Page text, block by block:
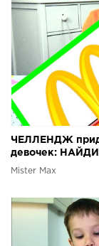
ЧЕЛЛЕНДЖ
девочек:
2018
Mister Max